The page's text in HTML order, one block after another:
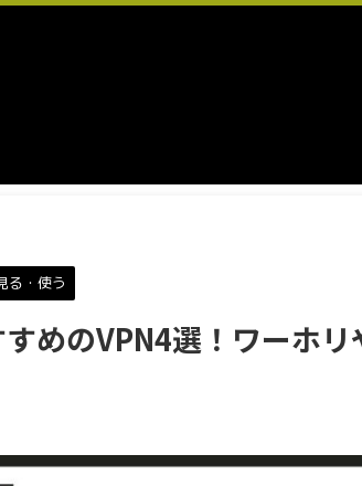
る・使う
めのVPN4選！ワーホ